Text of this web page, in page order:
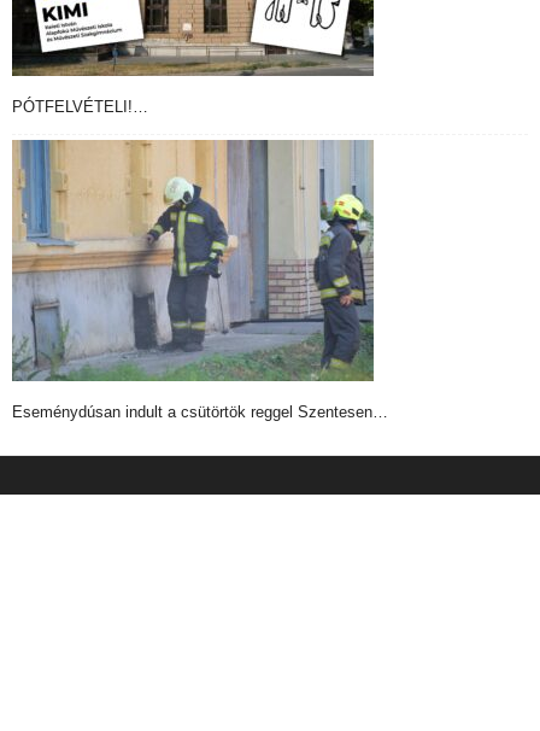
PÓTFELVÉTELI!…
Eseménydúsan indult a csütörtök reggel Szentesen…